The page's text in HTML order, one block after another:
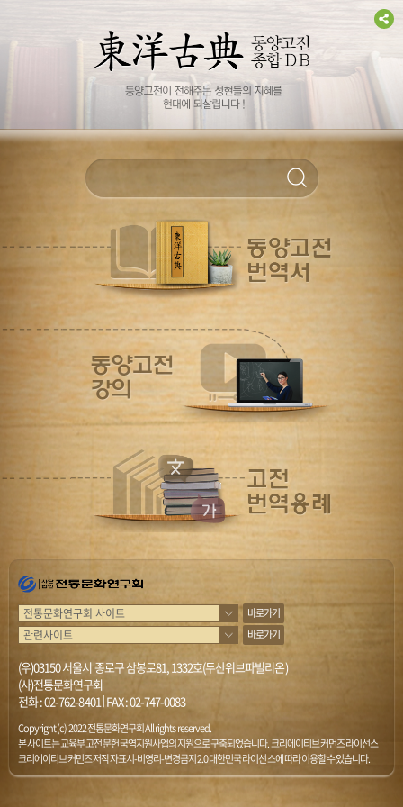
바로가기
바로가기
(우)03150 서울시 종로구 삼봉로81, 1332호(두산위브파빌리온)
(사)전통문화연구회
전화 :02-762-8401|FAX : 02-747-0083
Copyright (c) 2022 전통문화연구회 All rights reserved.
본 사이트는 교육부 고전문헌 국역지원사업의 지원으로 구축되었습니다. 크리에이티브 커먼즈 라이선스
크리에이티브 커먼즈 저작자표시-비영리-변경금지 2.0 대한민국 라이선스에 따라 이용할 수 있습니다.